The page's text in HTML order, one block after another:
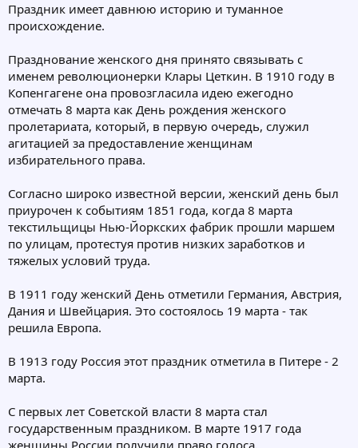
Праздник имеет давнюю историю и туманное
происхождение.
Празднование женского дня принято связывать с
именем революционерки Клары Цеткин. В 1910 году в
Копенгагене она провозгласила идею ежегодно
отмечать 8 марта как День рождения женского
пролетариата, который, в первую очередь, служил
агитацией за предоставление женщинам
избирательного права.
Согласно широко известной версии, женский день был
приурочен к событиям 1851 года, когда 8 марта
текстильщицы Нью-Йоркских фабрик прошли маршем
по улицам, протестуя против низких заработков и
тяжелых условий труда.
В 1911 году женский День отметили Германия, Австрия,
Дания и Швейцария. Это состоялось 19 марта - так
решила Европа.
В 1913 году Россия этот праздник отметила в Питере - 2
марта.
С первых лет Советской власти 8 марта стал
государственным праздником. В марте 1917 года